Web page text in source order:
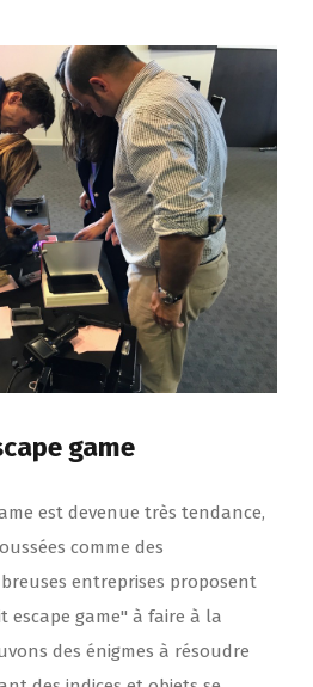
game
est devenue très tendance,
comme des
entreprises proposent
escape game" à faire à la
des énigmes à résoudre